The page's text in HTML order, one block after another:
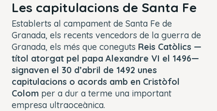
Les capitulacions de Santa Fe
Establerts al campament de Santa Fe de
Granada, els recents vencedors de la guerra de
Granada, els més que coneguts Reis Catòlics —
títol atorgat pel papa Alexandre VI el 1496—
signaven el 30 d’abril de 1492 unes
capitulacions o acords amb en Cristòfol
Colom per a dur a terme una important
empresa ultraoceànica.